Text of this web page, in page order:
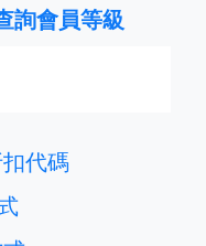
詢會員等級
代碼